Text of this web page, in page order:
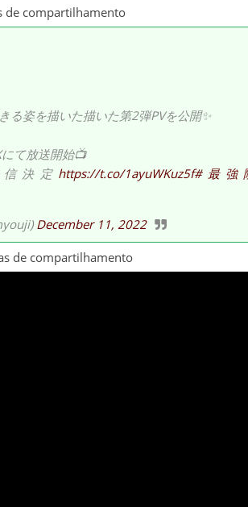
de compartilhamento
る姿を描いた描いた第2弾PVを公開✨
て放送開始📺
決定 https://t.co/1ayuWKuz5f#最強
December 11, 2022
de compartilhamento